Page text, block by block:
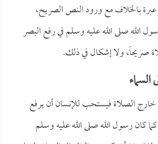
بالخلاف مع ورود النص الصريح،
الله صلى الله عليه وسلم في رفع البصر
صريحاً، ولا إشكال في ذلك.
السماء
خارج الصلاة فيستحب للإنسان أن يرفع
كان رسول الله صلى الله عليه وسلم